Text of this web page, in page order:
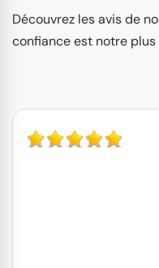
Découvrez les avis de
confiance est notre